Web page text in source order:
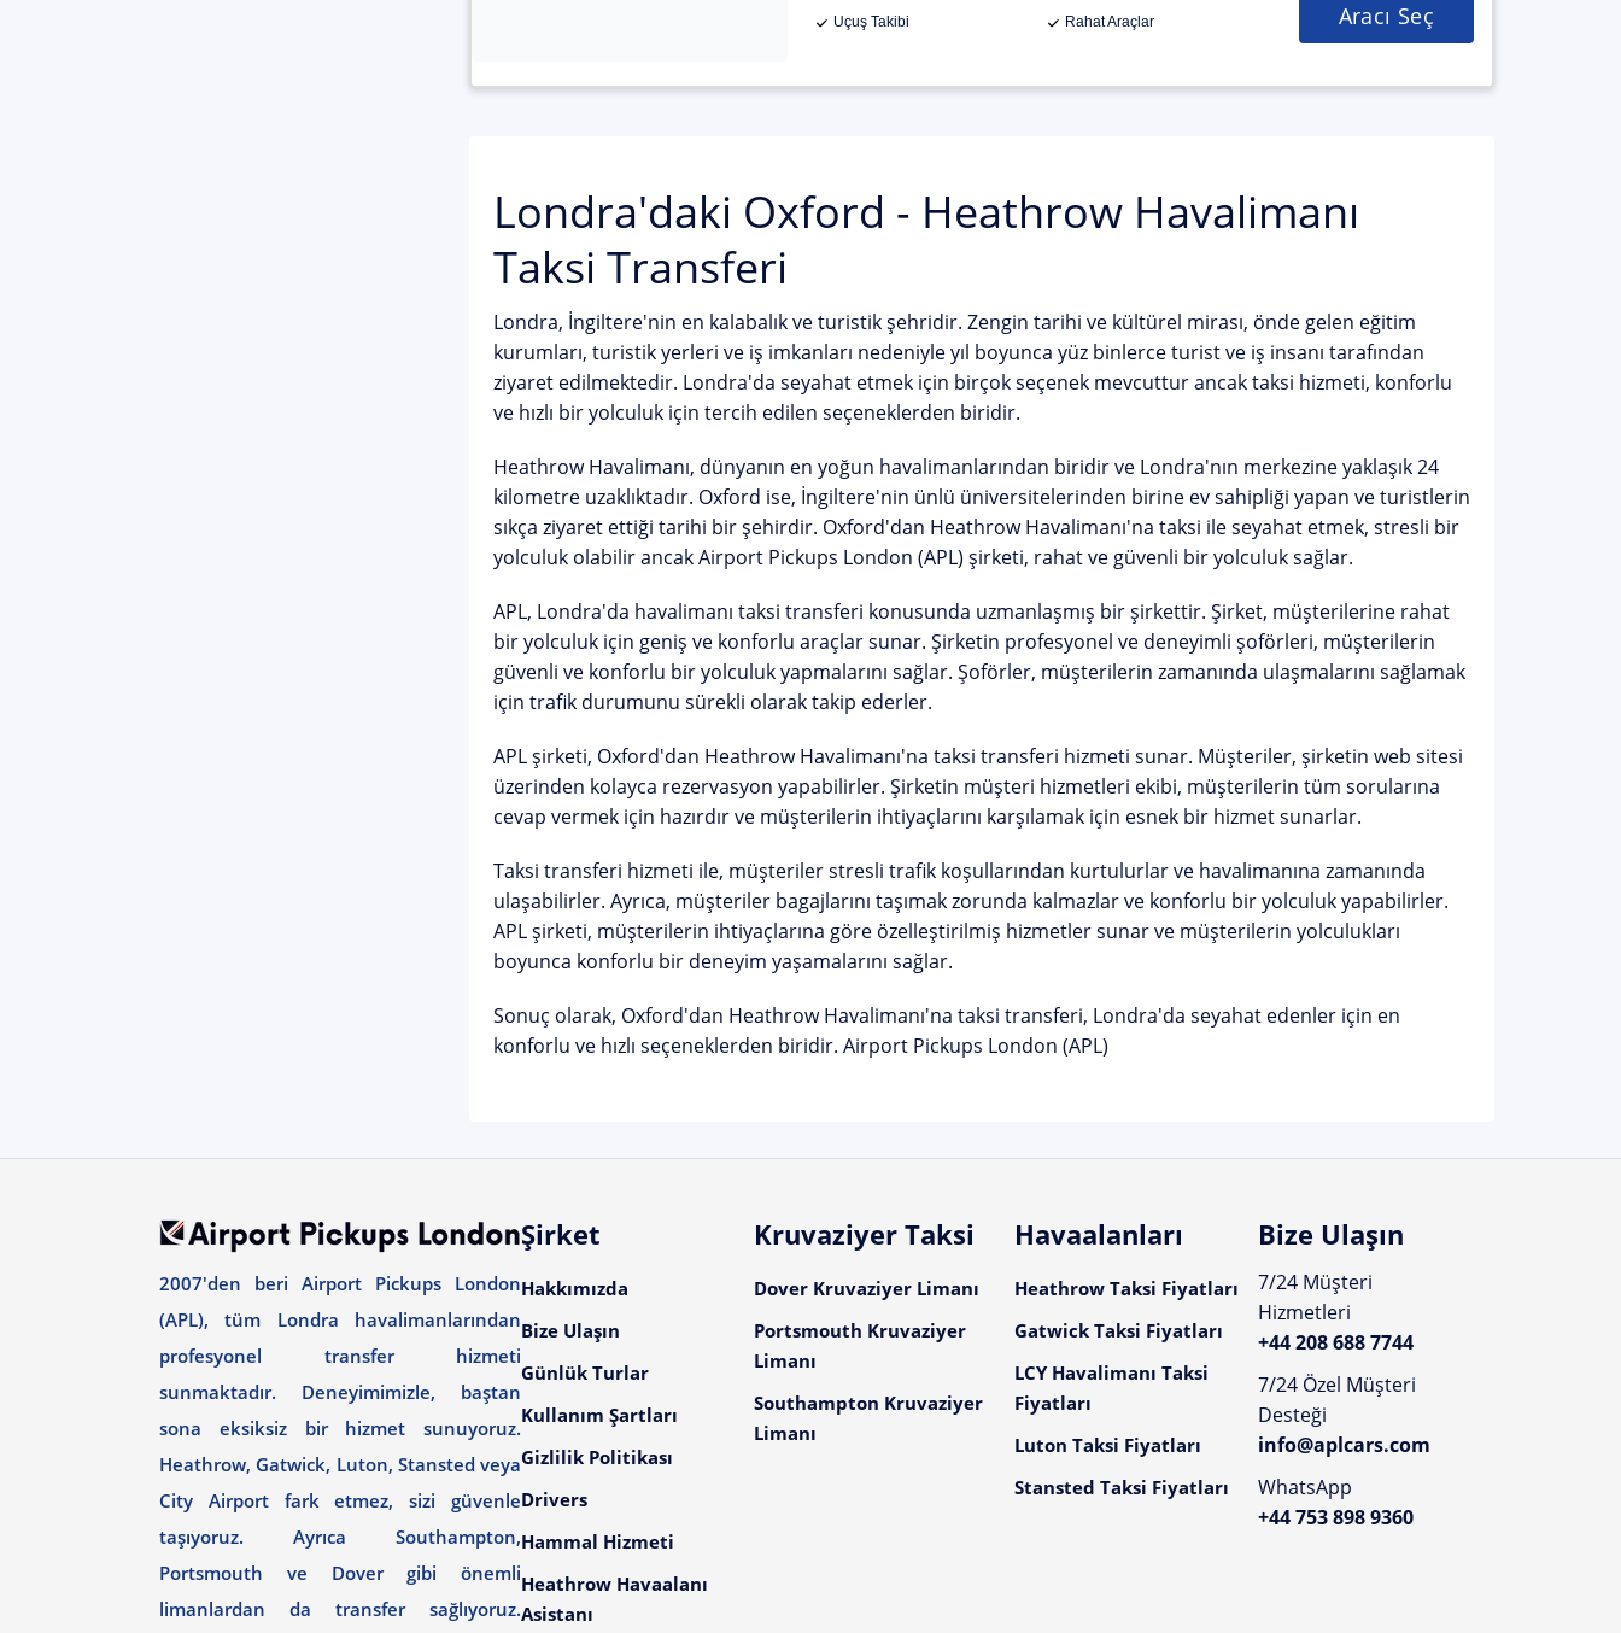
Uçuş Takibi Rahat Araçlar Aracı Seç
Londra'daki Oxford - Heathrow Havalimanı
Taksi Transferi
Londra, İngiltere'nin en kalabalık ve turistik şehridir. Zengin tarihi ve kültürel mirası, önde gelen eğitim
kurumları, turistik yerleri ve iş imkanları nedeniyle yıl boyunca yüz binlerce turist ve iş insanı tarafından
ziyaret edilmektedir. Londra'da seyahat etmek için birçok seçenek mevcuttur ancak taksi hizmeti, konforlu
ve hızlı bir yolculuk için tercih edilen seçeneklerden biridir.
Heathrow Havalimanı, dünyanın en yoğun havalimanlarından biridir ve Londra'nın merkezine yaklaşık 24
kilometre uzaklıktadır. Oxford ise, İngiltere'nin ünlü üniversitelerinden birine ev sahipliği yapan ve turistlerin
sıkça ziyaret ettiği tarihi bir şehirdir. Oxford'dan Heathrow Havalimanı'na taksi ile seyahat etmek, stresli bir
yolculuk olabilir ancak Airport Pickups London (APL) şirketi, rahat ve güvenli bir yolculuk sağlar.
APL, Londra'da havalimanı taksi transferi konusunda uzmanlaşmış bir şirkettir. Şirket, müşterilerine rahat
bir yolculuk için geniş ve konforlu araçlar sunar. Şirketin profesyonel ve deneyimli şoförleri, müşterilerin
güvenli ve konforlu bir yolculuk yapmalarını sağlar. Şoförler, müşterilerin zamanında ulaşmalarını sağlamak
için trafik durumunu sürekli olarak takip ederler.
APL şirketi, Oxford'dan Heathrow Havalimanı'na taksi transferi hizmeti sunar. Müşteriler, şirketin web sitesi
üzerinden kolayca rezervasyon yapabilirler. Şirketin müşteri hizmetleri ekibi, müşterilerin tüm sorularına
cevap vermek için hazırdır ve müşterilerin ihtiyaçlarını karşılamak için esnek bir hizmet sunarlar.
Taksi transferi hizmeti ile, müşteriler stresli trafik koşullarından kurtulurlar ve havalimanına zamanında
ulaşabilirler. Ayrıca, müşteriler bagajlarını taşımak zorunda kalmazlar ve konforlu bir yolculuk yapabilirler.
APL şirketi, müşterilerin ihtiyaçlarına göre özelleştirilmiş hizmetler sunar ve müşterilerin yolculukları
boyunca konforlu bir deneyim yaşamalarını sağlar.
Sonuç olarak, Oxford'dan Heathrow Havalimanı'na taksi transferi, Londra'da seyahat edenler için en
konforlu ve hızlı seçeneklerden biridir. Airport Pickups London (APL)
2007'den beri Airport Pickups London
(APL), tüm Londra havalimanlarından
profesyonel transfer hizmeti
sunmaktadır. Deneyimimizle, baştan
sona eksiksiz bir hizmet sunuyoruz.
Heathrow, Gatwick, Luton, Stansted veya
City Airport fark etmez, sizi güvenle
taşıyoruz. Ayrıca Southampton,
Portsmouth ve Dover gibi önemli
limanlardan da transfer sağlıyoruz.
Şirket
Hakkımızda
Bize Ulaşın
Günlük Turlar
Kullanım Şartları
Gizlilik Politikası
Drivers
Hammal Hizmeti
Heathrow Havaalanı
Asistanı
Kruvaziyer Taksi
Dover Kruvaziyer Limanı
Portsmouth Kruvaziyer
Limanı
Southampton Kruvaziyer
Limanı
Havaalanları
Heathrow Taksi Fiyatları
Gatwick Taksi Fiyatları
LCY Havalimanı Taksi
Fiyatları
Luton Taksi Fiyatları
Stansted Taksi Fiyatları
Bize Ulaşın
7/24 Müşteri
Hizmetleri
+44 208 688 7744
7/24 Özel Müşteri
Desteği
info@aplcars.com
WhatsApp
+44 753 898 9360